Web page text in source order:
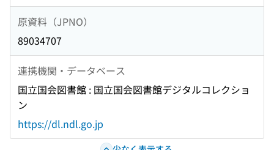
原資料（JPNO）
89034707
連携機関・データベース
国立国会図書館 : 国立国会図書館デジタルコレクショ
ン
https://dl.ndl.go.jp